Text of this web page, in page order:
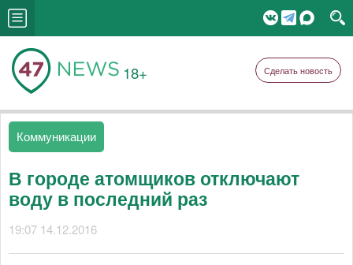
18+ Сделать новость
Коммуникации
В городе атомщиков отключают
воду в последний раз
19:07 14.12.2016